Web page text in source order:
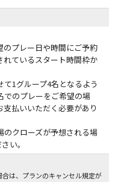
のプレー日や時間にご予約
れているスタート時間枠か
1グループ4名となるよう
でのプレーをご希望の場
払いいただく必要があり
クローズが予想される場
い。
は、プランのキャンセル規定が